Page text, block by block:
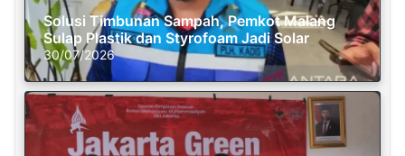
Solusi Timbunan Sampah, Pemkot Malang
Sulap Plastik dan Styrofoam Jadi Solar
30/07/2026